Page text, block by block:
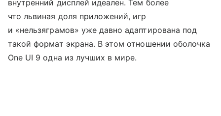
внутренний дисплей идеален. Тем более
что львиная доля приложений, игр
и «нельзяграмов» уже давно адаптирована под
такой формат экрана. В этом отношении оболочка
One UI 9 одна из лучших в мире.